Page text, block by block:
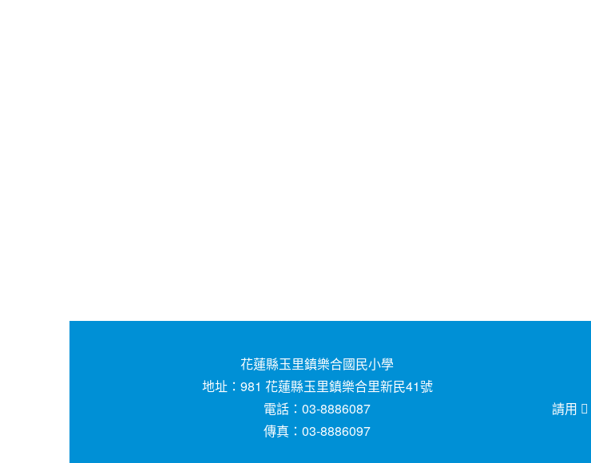
花蓮縣玉里鎮樂合國民小學
地址：981 花蓮縣玉里鎮樂合里新民41號
電話：03-8886087
傳真：03-8886097
請用